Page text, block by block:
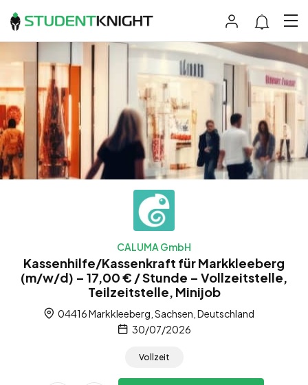
CALUMA GmbH
Kassenhilfe/Kassenkraft für Markkleeberg
(m/w/d) – 17,00 € / Stunde – Vollzeitstelle,
Teilzeitstelle, Minijob
04416 Markkleeberg, Sachsen, Deutschland
30/07/2026
Vollzeit